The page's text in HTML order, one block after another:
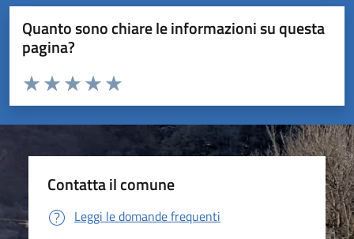
Quanto sono chiare le informazioni su questa
pagina?
Valuta da 1 a 5 stelle la pagina
Valuta 5 stelle su 5
Valuta 4 stelle su 5
Valuta 3 stelle su 5
Valuta 2 stelle su 5
Valuta 1 stelle su 5
Contatta il comune
Leggi le domande frequenti